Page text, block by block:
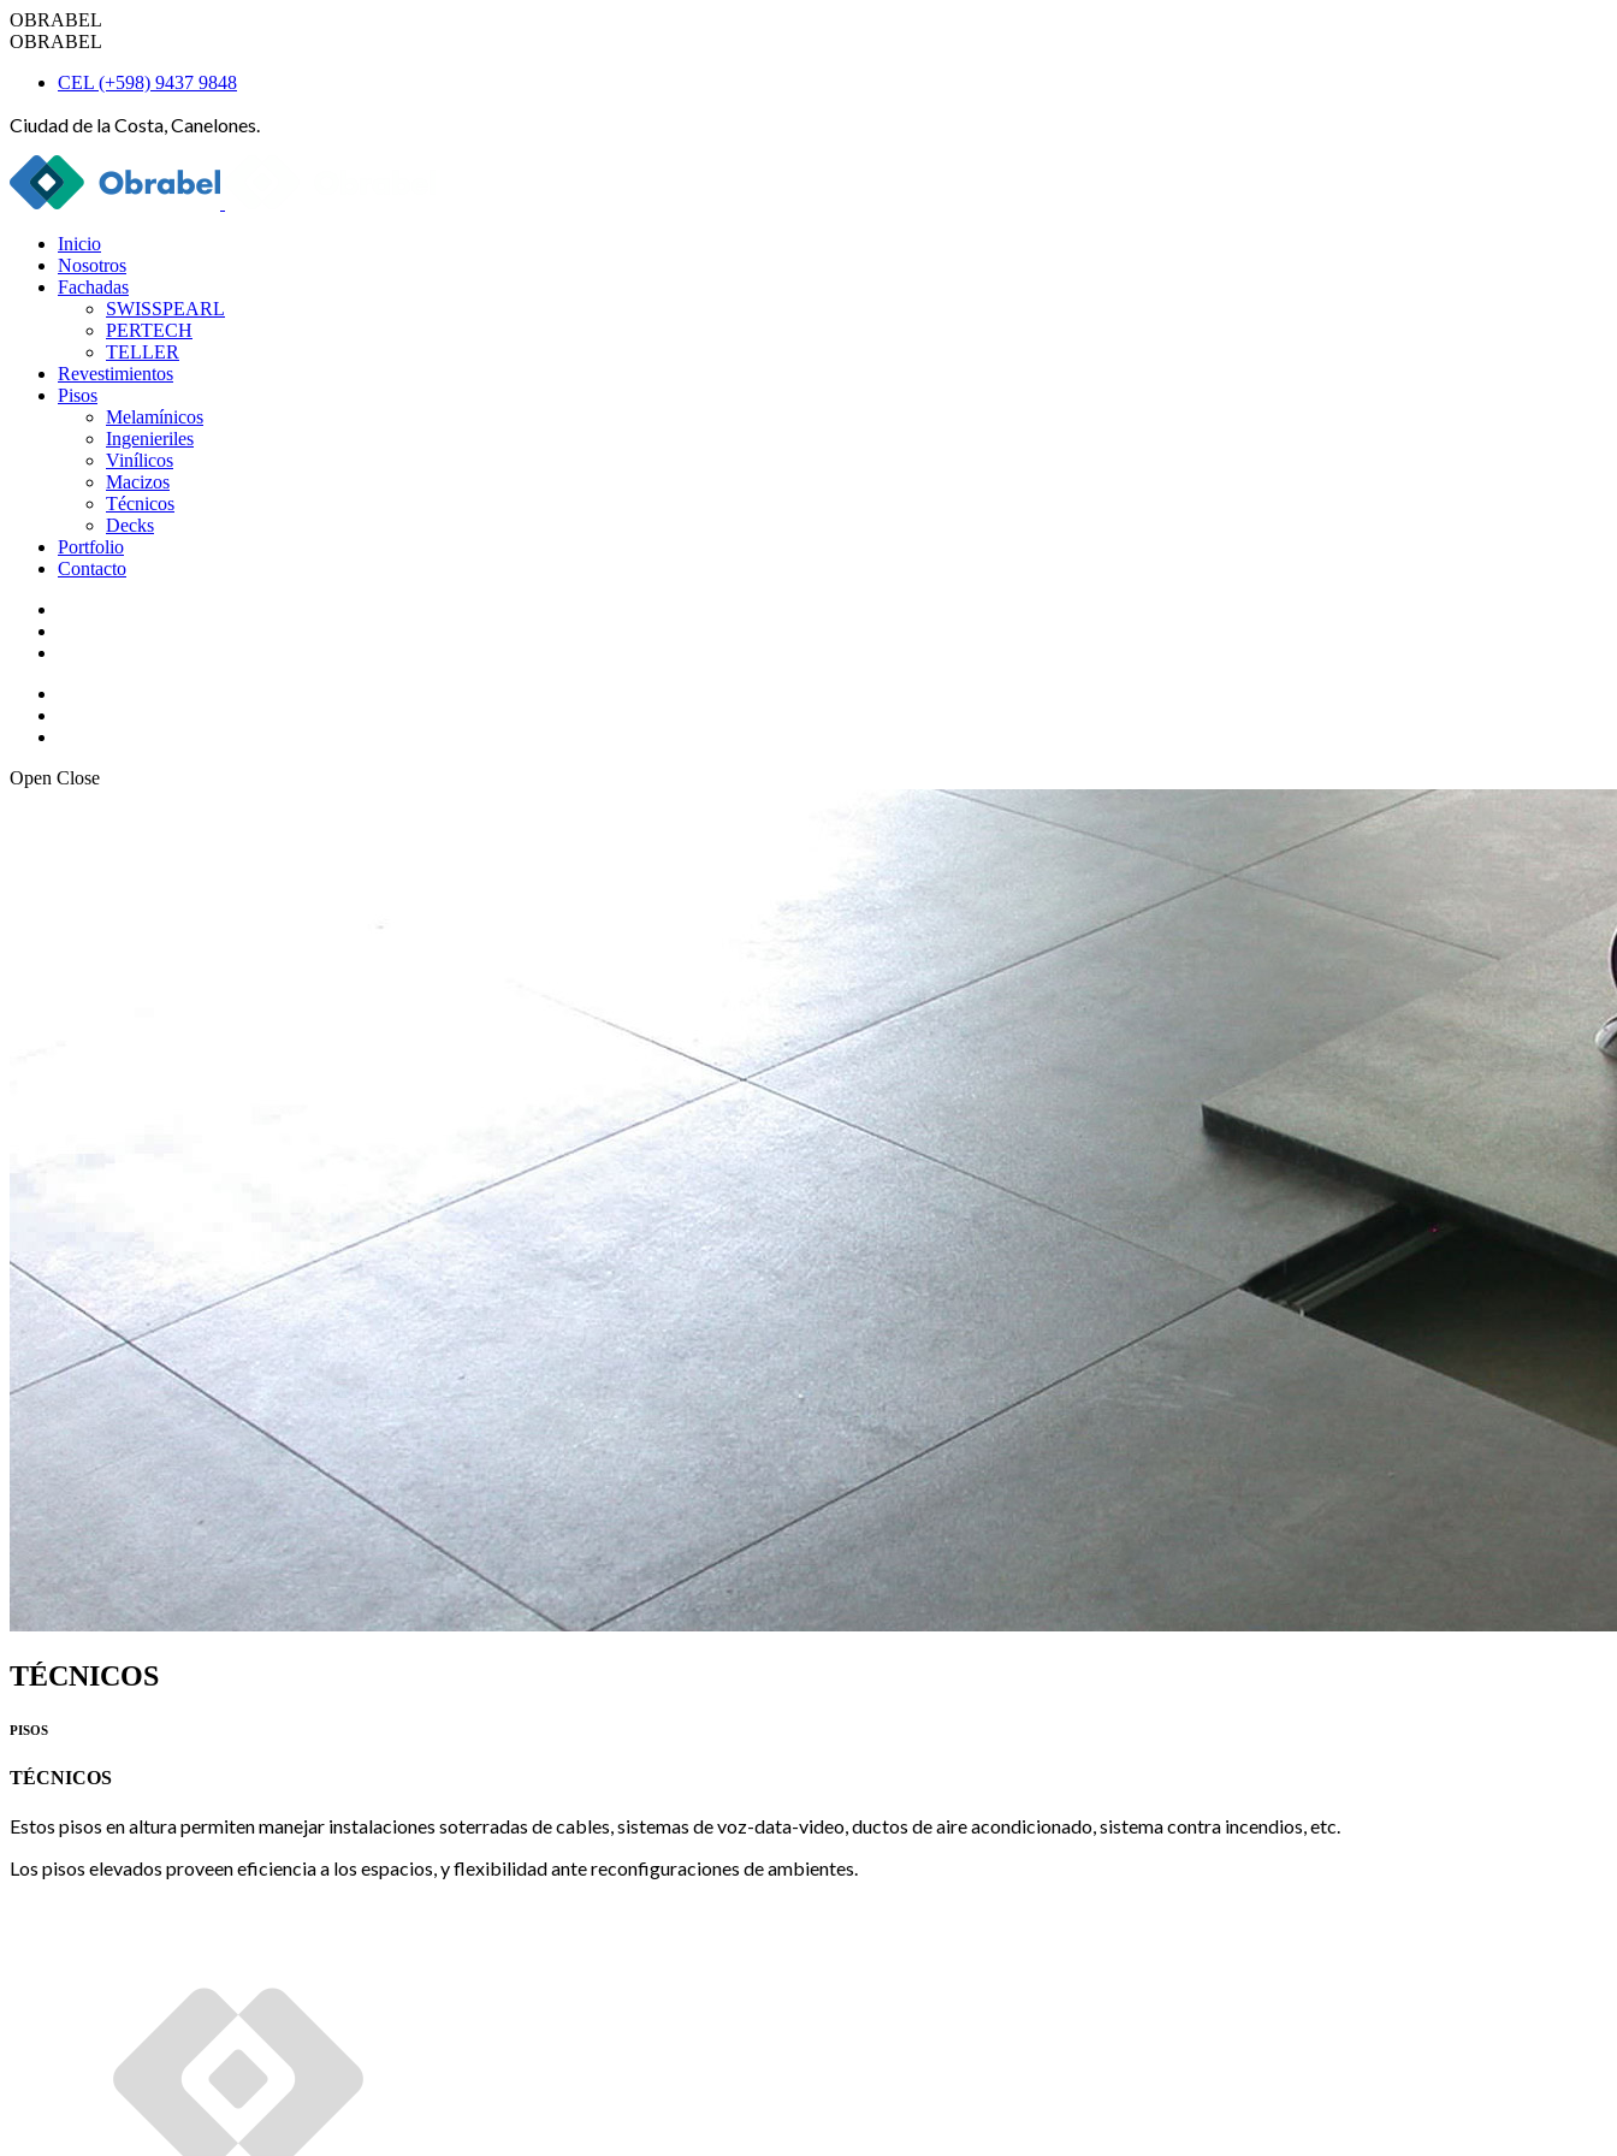
OBRABEL
OBRABEL
CEL (+598) 9437 9848
Ciudad de la Costa, Canelones.
Inicio
Nosotros
Fachadas
SWISSPEARL
PERTECH
TELLER
Revestimientos
Pisos
Melamínicos
Ingenieriles
Vinílicos
Macizos
Técnicos
Decks
Portfolio
Contacto
Open Close
TÉCNICOS
PISOS
TÉCNICOS
Estos pisos en altura permiten manejar instalaciones soterradas de cables, sistemas de voz-data-video, ductos de aire acondicionado, sistema contra incendios, etc.
Los pisos elevados proveen eficiencia a los espacios, y flexibilidad ante reconfiguraciones de ambientes.